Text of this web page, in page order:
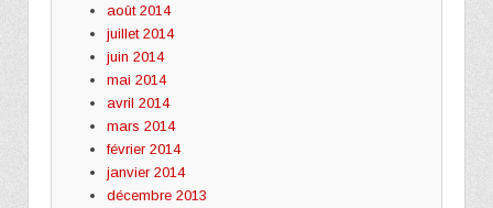
août 2014
juillet 2014
juin 2014
mai 2014
avril 2014
mars 2014
février 2014
janvier 2014
décembre 2013